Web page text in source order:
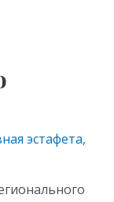
эстафета,